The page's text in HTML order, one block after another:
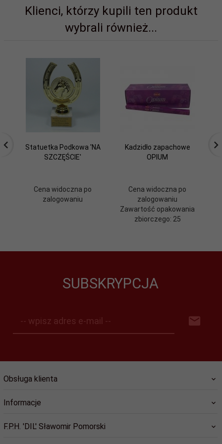
Klienci, którzy kupili ten produkt
wybrali również...
Statuetka Podkowa 'NA
SZCZĘŚCIE'
Cena widoczna po
zalogowaniu
Kadzidło zapachowe
OPIUM
Cena widoczna po
zalogowaniu
Zawartość opakowania
zbiorczego: 25
SUBSKRYPCJA
-- wpisz adres e-mail --
Obsługa klienta
Informacje
F.P.H. 'DIL' Sławomir Pomorski